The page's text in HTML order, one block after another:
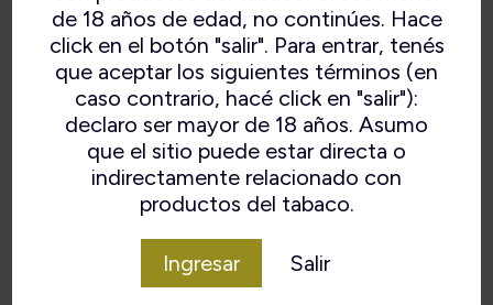
de 18 años de edad, no continúes. Hace
click en el botón "salir". Para entrar, tenés
que aceptar los siguientes términos (en
caso contrario, hacé click en "salir"):
declaro ser mayor de 18 años. Asumo
que el sitio puede estar directa o
indirectamente relacionado con
productos del tabaco.
Ingresar Salir